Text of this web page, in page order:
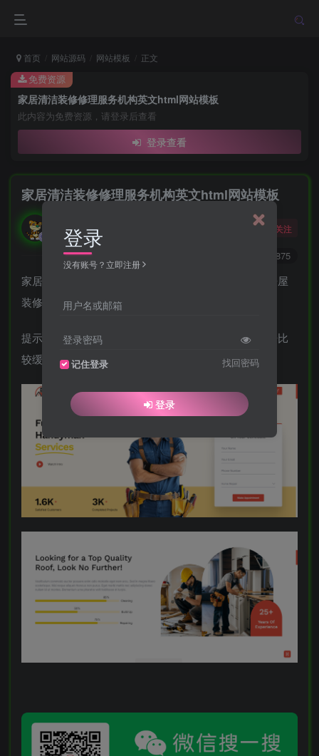
首页 网站源码 网站模板 正文
家居清洁装修修理服务机构英文html网站模板
此内容为免费资源，请登录后查看
登录查看
免费资源
家居清洁装修修理服务机构英文html网站模板
酒醒只在花前坐，酒醉还来花下眠。
关注
875
家居清洁装修修理服务机构网站模板是一款适合从事房屋
装修、清洁等服务机构宣传网站模板下载。
提示：本模板调用到谷歌字体库，可能会出现页面打开比
较缓慢。
登录
没有账号？立即注册
用户名或邮箱
登录密码
记住登录 找回密码
登录